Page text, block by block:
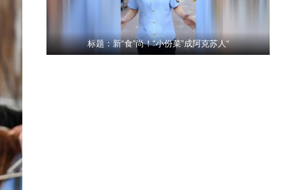
标题：新“食”尚！“小份菜”成阿克苏人“